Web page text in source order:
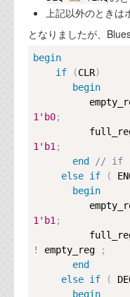
上記以外のときは
となりましたが、
begin
if
(CLR)
begin
1'b0;
1'b1 ;
end
// if
else if (
begin
1'b1 ;
!
empty_reg
;
end
else if (
begin